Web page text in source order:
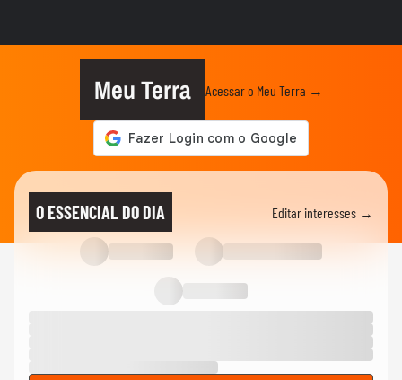
Unhas para a Copa do Mundo: veja 20
opções para torcer pro Brasil
Inverno 2026: conheça 5 tendências de
calçados que vão das botas...
"Vai voar mais alto": Xuxa, Bruna
Marquezine e Sabrina Sato...
Meu Terra Acessar o Meu Terra →
O ESSENCIAL DO DIA Editar interesses →